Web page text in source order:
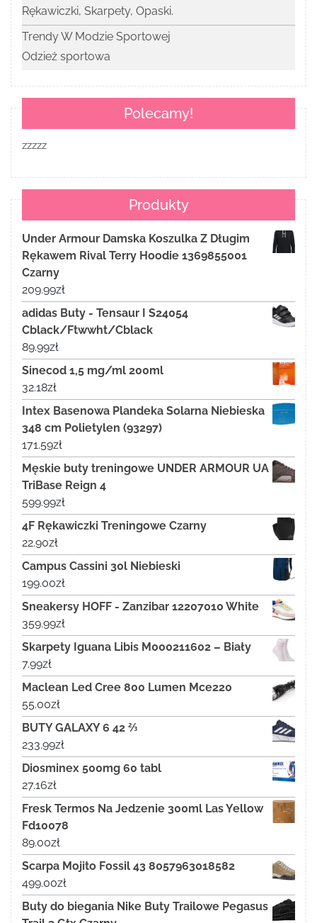
Rękawiczki, Skarpety, Opaski.
Trendy W Modzie Sportowej
Odzież sportowa
Polecamy!
zzzzz
Produkty
Under Armour Damska Koszulka Z Długim
Rękawem Rival Terry Hoodie 1369855001
Czarny
209.99zł
adidas Buty - Tensaur I S24054
Cblack/Ftwwht/Cblack
89.99zł
Sinecod 1,5 mg/ml 200ml
32.18zł
Intex Basenowa Plandeka Solarna Niebieska
348 cm Polietylen (93297)
171.59zł
Męskie buty treningowe UNDER ARMOUR UA
TriBase Reign 4
599.99zł
4F Rękawiczki Treningowe Czarny
22.90zł
Campus Cassini 30l Niebieski
199.00zł
Sneakersy HOFF - Zanzibar 12207010 White
359.99zł
Skarpety Iguana Libis M000211602 – Biały
7.99zł
Maclean Led Cree 800 Lumen Mce220
55.00zł
BUTY GALAXY 6 42 ⅔
233.99zł
Diosminex 500mg 60 tabl
27.16zł
Fresk Termos Na Jedzenie 300ml Las Yellow
Fd10078
89.00zł
Scarpa Mojito Fossil 43 8057963018582
499.00zł
Buty do biegania Nike Buty Trailowe Pegasus